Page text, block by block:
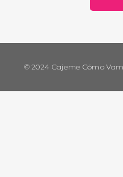
© 2024 Cajeme Cómo